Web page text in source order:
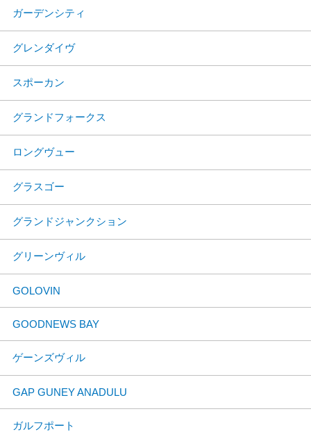
ガーデンシティ
グレンダイヴ
スポーカン
グランドフォークス
ロングヴュー
グラスゴー
グランドジャンクション
グリーンヴィル
GOLOVIN
GOODNEWS BAY
ゲーンズヴィル
GAP GUNEY ANADULU
ガルフポート